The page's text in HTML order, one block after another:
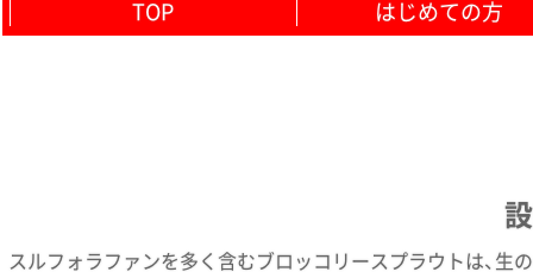
TOP はじめての方
スルフォラファンを多く含むブロッコリースプラウトは、生